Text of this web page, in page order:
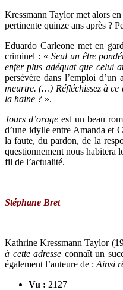
Kressmann Taylor met alors
pertinente quinze ans après ?
Eduardo Carleone met en
criminel : « Seul un être
enfer plus adéquat que celui
persévère dans l’emploi d’un
meurtre. (…) Réfléchissez à ce
la haine ? ».
Jours d’orage est un beau
d’une idylle entre Amanda et
la faute, du pardon, de la
questionnement nous habitera
fil de l’actualité.
Stéphane Bret
Kathrine Kressmann Taylor
à cette adresse connaît un
également l’auteure de : Ainsi
Vu : 2127